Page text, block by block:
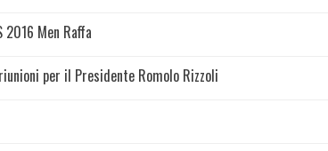
2016 Men Raffa
per il Presidente Romolo Rizzoli